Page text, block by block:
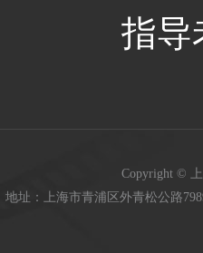
指导
Copyright ©
地址：上海市青浦区外青松公路